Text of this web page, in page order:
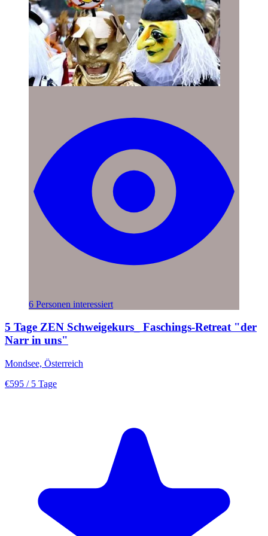
6 Personen interessiert
5 Tage ZEN Schweigekurs_ Faschings-Retreat "der
Narr in uns"
Mondsee, Österreich
€595 / 5 Tage